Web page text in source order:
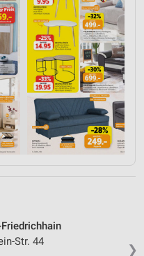
❯
Str. 44